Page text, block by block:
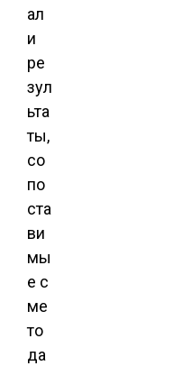
ал
и
ре
зул
ьта
ты,
со
по
ста
ви
мы
е с
ме
то
да